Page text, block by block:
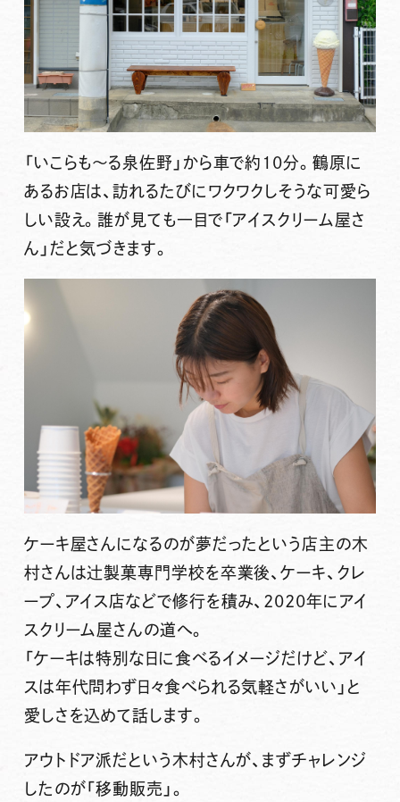
「いこらも～る泉佐野」から車で約10分。鶴原に
あるお店は、訪れるたびにワクワクしそうな可愛ら
しい設え。誰が見ても一目で「アイスクリーム屋さ
ん」だと気づきます。
ケーキ屋さんになるのが夢だったという店主の木
村さんは辻製菓専門学校を卒業後、ケーキ、クレ
ープ、アイス店などで修行を積み、2020年にアイ
スクリーム屋さんの道へ。
「ケーキは特別な日に食べるイメージだけど、アイ
スは年代問わず日々食べられる気軽さがいい」と
愛しさを込めて話します。
アウトドア派だという木村さんが、まずチャレンジ
したのが「移動販売」。